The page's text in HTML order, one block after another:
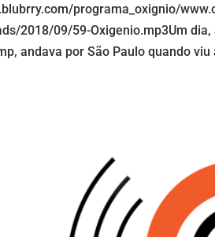
programa_oxignio/
2018/09/59-Oxigenio.mp3Um
andava por São Paulo quando